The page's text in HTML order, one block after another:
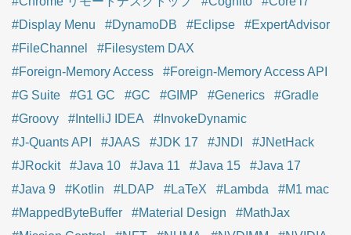
#Display Menu
#DynamoDB #Eclipse
#ExpertAdvisor
#FileChannel
#Filesystem DAX
#Foreign-Memory Access
#Foreign-Memory Access API
#G Suite
#G1 GC #GC #GIMP #Generics
#Gradle
#Groovy
#IntelliJ IDEA
#InvokeDynamic
#J-Quants API
#JAAS #JDK 17 #JNDI
#JNetHack
#JRockit
#Java 10 #Java 11 #Java 15
#Java 17
#Java 9
#Kotlin #LDAP #LaTeX #Lambda
#M1 mac
#MappedByteBuffer
#Material Design
#MathJax